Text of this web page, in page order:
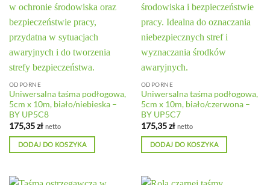
ODPORNE
Uniwersalna taśma podłogowa,
5cm x 10m, biało/niebieska –
BY UP5C8
175,35zł netto
DODAJ DO KOSZYKA
ODPORNE
Uniwersalna taśma podłogowa,
5cm x 10m, biało/czerwona –
BY UP5C7
175,35zł netto
DODAJ DO KOSZYKA